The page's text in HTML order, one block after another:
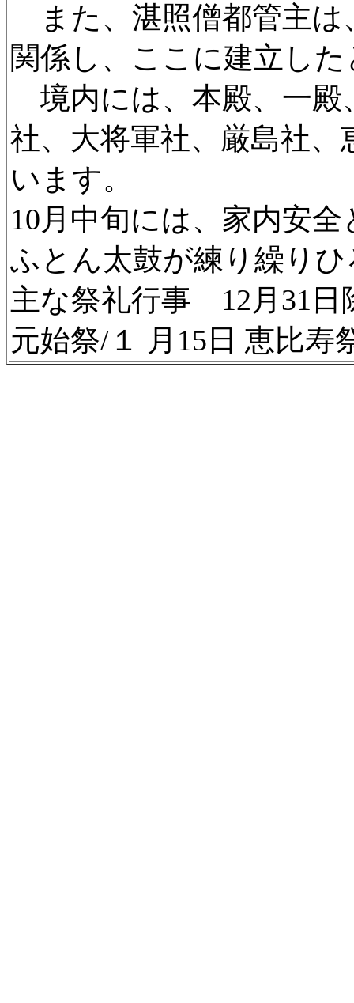
また、湛照僧都管主は
関係し、ここに建立し
境内には、本殿、一殿
社、大将軍社、厳島社
います。
10月中旬には、家内安
ふとん太鼓が練り繰り
主な祭礼行事 12月31日
元始祭/１ 月15日 恵比寿